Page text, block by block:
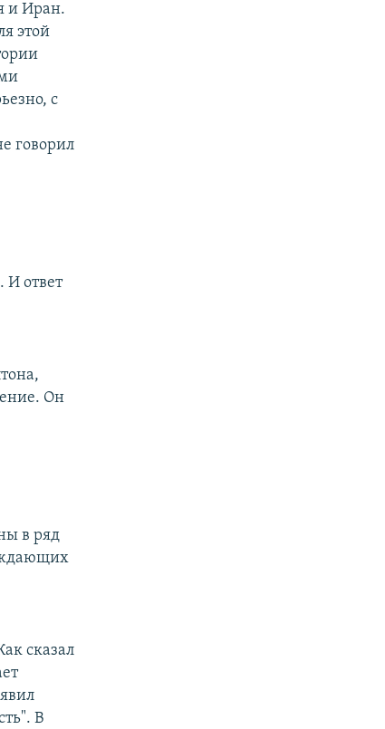
и Иран.
этой
с
говорил
И ответ
Он
в ряд
сказал
В